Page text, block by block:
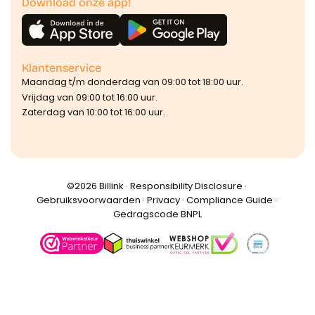
Klantenservice
Maandag t/m donderdag van 09:00 tot 18:00 uur.
Vrijdag van 09:00 tot 16:00 uur.
Zaterdag van 10:00 tot 16:00 uur.
©️2026 Billink · Responsibility Disclosure ·
Gebruiksvoorwaarden · Privacy· Compliance Guide ·
Gedragscode BNPL